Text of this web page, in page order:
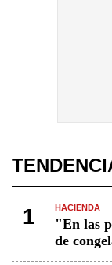
1 HACIENDA
"En las
de